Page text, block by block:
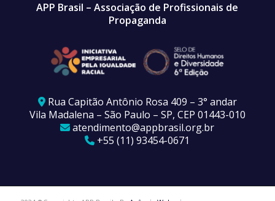
APP Brasil – Associação de Profissionais de
Propaganda
Rua Capitão Antônio Rosa 409 – 3° andar
Vila Madalena – São Paulo – SP, CEP 01443-010
atendimento@appbrasil.org.br
+55 (11) 93454-0671